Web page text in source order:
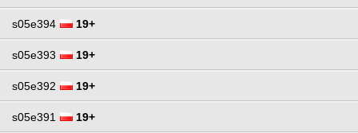
s05e394 19+
s05e393 19+
s05e392 19+
s05e391 19+